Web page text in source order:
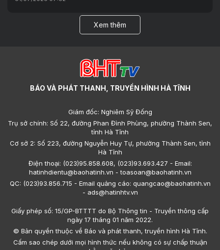
Xem thêm
BÁO VÀ PHÁT THANH, TRUYỀN HÌNH HÀ TĨNH
Giám đốc: Nghiêm Sỹ Đống
Trụ sở chính: Số 22, đường Phan Đình Phùng, phường Thành Sen,
tỉnh Hà Tĩnh
Cơ sở 2: Số 223, đường Nguyễn Huy Tự, phường Thành Sen, tỉnh
Hà Tĩnh
Điện thoại: (023)95.858.608, (023)93.693.427 - Email:
hatinhdientu@baohatinh.vn - toasoan@baohatinh.vn
QC: (023)93.856.715 - Email quảng cáo: quangcao@baohatinh.vn
- ads@hatinhtv.vn
Giấy phép số: 15/GP-BTTTT do Bộ Thông tin - Truyền thông cấp
ngày 17 tháng 01 năm 2022.
© Bản quyền thuộc về Báo và phát thanh, truyền hình Hà Tĩnh.
Cấm sao chép dưới mọi hình thức nếu không có sự chấp thuận